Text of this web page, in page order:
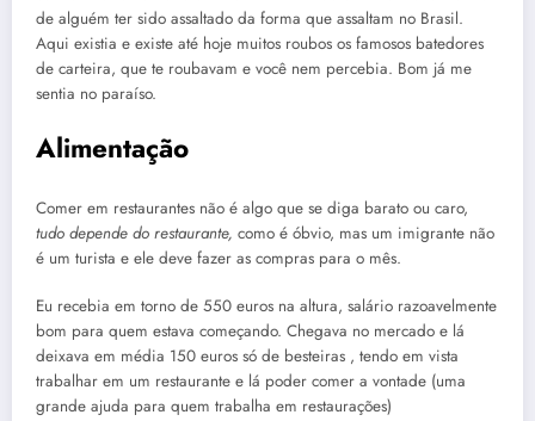
de alguém ter sido assaltado da forma que assaltam no Brasil.
Aqui existia e existe até hoje muitos roubos os famosos batedores
de carteira, que te roubavam e você nem percebia. Bom já me
sentia no paraíso.
Alimentação
Comer em restaurantes não é algo que se diga barato ou caro,
tudo depende do restaurante, como é óbvio, mas um imigrante não
é um turista e ele deve fazer as compras para o mês.
Eu recebia em torno de 550 euros na altura, salário razoavelmente
bom para quem estava começando. Chegava no mercado e lá
deixava em média 150 euros só de besteiras , tendo em vista
trabalhar em um restaurante e lá poder comer a vontade (uma
grande ajuda para quem trabalha em restaurações)